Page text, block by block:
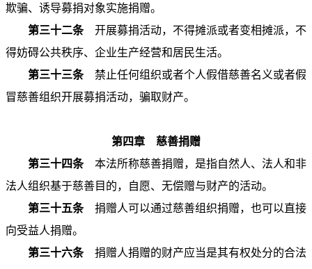
欺骗、诱导募捐对象实施捐赠。
第三十二条开展募捐活动，不得摊派或者变相摊派，不
得妨碍公共秩序、企业生产经营和居民生活。
第三十三条 禁止任何组织或者个人假借慈善名义或者假
冒慈善组织开展募捐活动，骗取财产。
第四章 慈善捐赠
第三十四条本法所称慈善捐赠，是指自然人、法人和非
法人组织基于慈善目的，自愿、无偿赠与财产的活动。
第三十五条捐赠人可以通过慈善组织捐赠，也可以直接
向受益人捐赠。
第三十六条捐赠人捐赠的财产应当是其有权处分的合法